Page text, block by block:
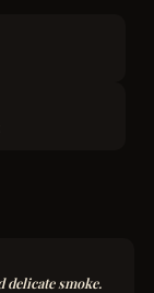
delicate smoke.